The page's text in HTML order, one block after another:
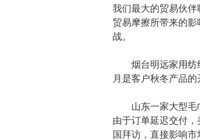
我们最大的贸易伙
贸易摩擦所带来的
战。
烟台明远家用纺织
月是客户秋冬产品
山东一家大型毛巾
由于订单延迟交付
国拜访，直接影响